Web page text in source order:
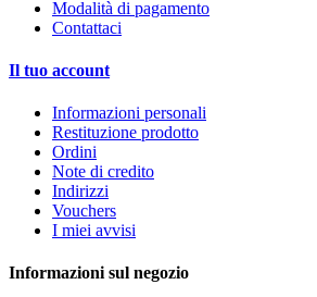
Modalità di pagamento
Contattaci
Il tuo account
Informazioni personali
Restituzione prodotto
Ordini
Note di credito
Indirizzi
Vouchers
I miei avvisi
Informazioni sul negozio